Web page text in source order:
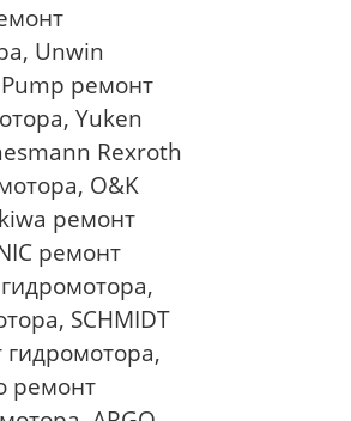
Unwin
ремонт
Yuken
Rexroth
O&K
ремонт
ремонт
SCHMIDT
гидромотора,
ремонт